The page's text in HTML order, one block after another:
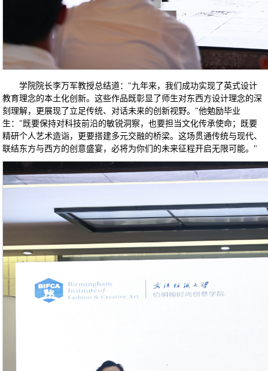
学院院长李万军教授总结道："九年来，我们成功实现了英式设计
教育理念的本土化创新。这些作品既彰显了师生对东西方设计理念的深
刻理解，更展现了立足传统、对话未来的创新视野。"他勉励毕业
生："既要保持对科技前沿的敏锐洞察，也要担当文化传承使命；既要
精研个人艺术造诣，更要搭建多元交融的桥梁。这场贯通传统与现代、
联结东方与西方的创意盛宴，必将为你们的未来征程开启无限可能。"